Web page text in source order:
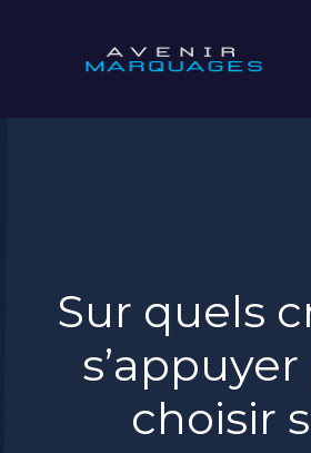
Sur quels
choisir